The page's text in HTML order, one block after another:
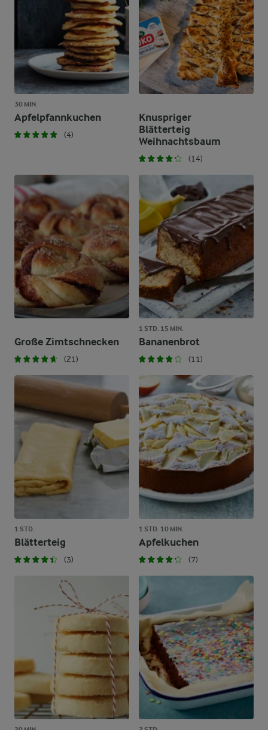
30 MIN.
Apfelpfannkuchen
(4)
Knuspriger
Blätterteig
Weihnachtsbaum
(14)
Große Zimtschnecken
(21)
1 STD. 15 MIN.
Bananenbrot
(11)
1 STD.
Blätterteig
(3)
1 STD. 10 MIN.
Apfelkuchen
(7)